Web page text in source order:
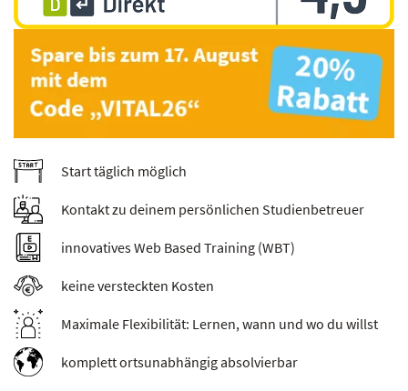
Start täglich möglich
Kontakt zu deinem persönlichen Studienbetreuer
innovatives Web Based Training (WBT)
keine versteckten Kosten
Maximale Flexibilität: Lernen, wann und wo du willst
komplett ortsunabhängig absolvierbar